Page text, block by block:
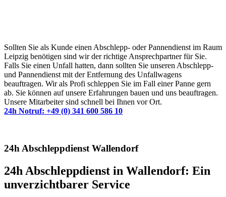
Sollten Sie als Kunde einen Abschlepp- oder Pannendienst im Raum
Leipzig benötigen sind wir der richtige Ansprechpartner für Sie.
Falls Sie einen Unfall hatten, dann sollten Sie unseren Abschlepp-
und Pannendienst mit der Entfernung des Unfallwagens
beauftragen. Wir als Profi schleppen Sie im Fall einer Panne gern
ab. Sie können auf unsere Erfahrungen bauen und uns beauftragen.
Unsere Mitarbeiter sind schnell bei Ihnen vor Ort.
24h Notruf: +49 (0) 341 600 586 10
24h Abschleppdienst Wallendorf
24h Abschleppdienst in Wallendorf: Ein
unverzichtbarer Service